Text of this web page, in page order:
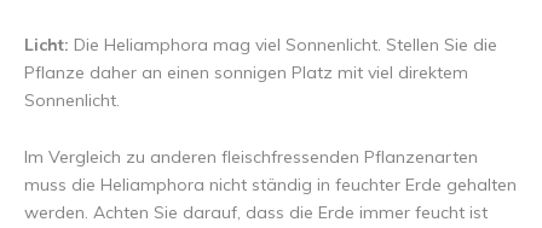
Licht: Die Heliamphora mag viel Sonnenlicht. Stellen Sie die
Pflanze daher an einen sonnigen Platz mit viel direktem
Sonnenlicht.
Im Vergleich zu anderen fleischfressenden Pflanzenarten
muss die Heliamphora nicht ständig in feuchter Erde gehalten
werden. Achten Sie darauf, dass die Erde immer feucht ist